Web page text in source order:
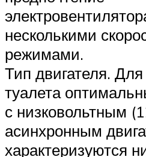
несколькими
режимами.
Тип двигателя.
туалета
с низковольтным
асинхронным
характеризуются